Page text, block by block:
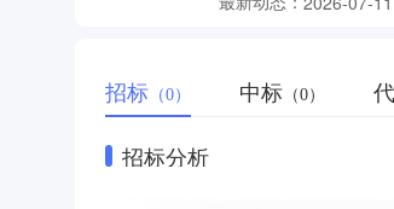
招标 （0） 中标 （0）
招标分析